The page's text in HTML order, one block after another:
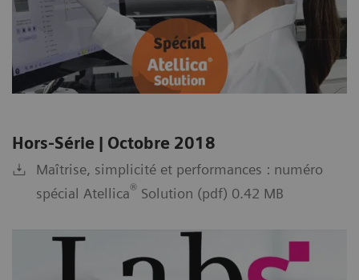
Hors-Série | Octobre 2018
Maîtrise, simplicité et performances : numéro
spécial Atellica® Solution (pdf) 0.42 MB